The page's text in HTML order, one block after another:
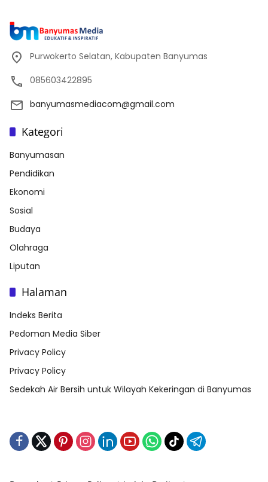
Purwokerto Selatan, Kabupaten Banyumas
085603422895
banyumasmediacom@gmail.com
Kategori
Banyumasan
Pendidikan
Ekonomi
Sosial
Budaya
Olahraga
Liputan
Halaman
Indeks Berita
Pedoman Media Siber
Privacy Policy
Privacy Policy
Sedekah Air Bersih untuk Wilayah Kekeringan di Banyumas